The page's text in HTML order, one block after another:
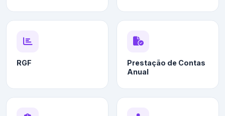
RGF
Prestação de Contas
Anual